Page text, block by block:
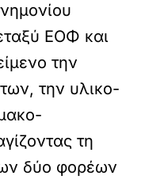
ΕΟΦ και
την
την υλικο-
τη
δύο φορέων